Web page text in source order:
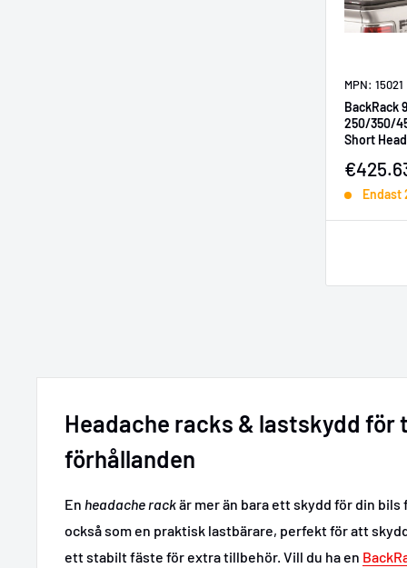
MPN: 15021
BackRack
250/350/
Short
Endast
Headache racks & lastskydd för
förhållanden
En headache rackär mer än bara ett skydd för din
också som en praktisk lastbärare, perfekt för att
ett stabilt fäste för extra tillbehör. Vill du ha en